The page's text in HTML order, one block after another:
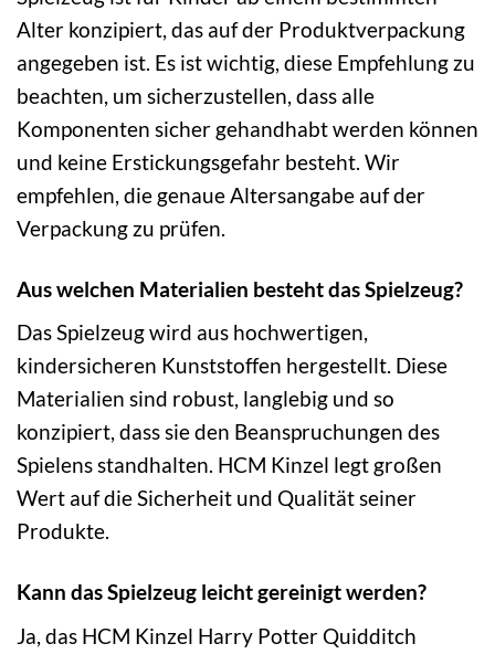
Alter konzipiert, das auf der Produktverpackung
angegeben ist. Es ist wichtig, diese Empfehlung zu
beachten, um sicherzustellen, dass alle
Komponenten sicher gehandhabt werden können
und keine Erstickungsgefahr besteht. Wir
empfehlen, die genaue Altersangabe auf der
Verpackung zu prüfen.
Aus welchen Materialien besteht das Spielzeug?
Das Spielzeug wird aus hochwertigen,
kindersicheren Kunststoffen hergestellt. Diese
Materialien sind robust, langlebig und so
konzipiert, dass sie den Beanspruchungen des
Spielens standhalten. HCM Kinzel legt großen
Wert auf die Sicherheit und Qualität seiner
Produkte.
Kann das Spielzeug leicht gereinigt werden?
Ja, das HCM Kinzel Harry Potter Quidditch